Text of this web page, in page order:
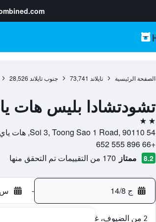
الصفحة الرئيسية تايلاند 73,741 جنوب تايلاند 28,526
تشودتشادا بليس هات
2 نجمتين
54 Soi 3, Toong Sao 1 Road, 90110, هات ياي, محافظة سونجكلا, تايلاند
+66 896 555 652
8.2 ممتاز 170 من التقييمات تم التحقق منها
ج 14/8 - س 15/8
2 من الضيوف، غرفة واحدة